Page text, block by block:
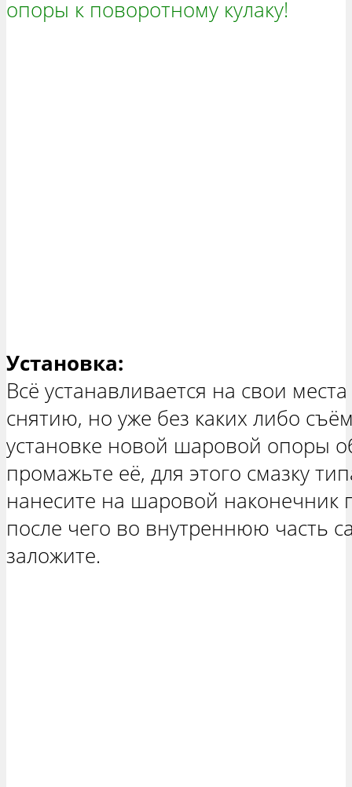
опоры к поворотному кулаку!
Установка:
Всё устанавливается на свои
снятию, но уже без каких либо
установке новой шаровой опоры
промажьте её, для этого смазку
нанесите на шаровой наконечник
после чего во внутреннюю часть
заложите.